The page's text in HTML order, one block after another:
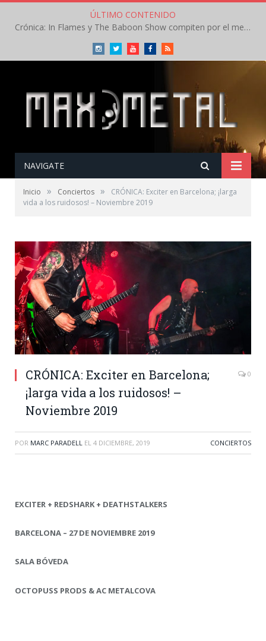
ÚLTIMO CONTENIDO
Crónica: In Flames y The Baboon Show compiten por el mejor concierto del día en el Leyendas del Rock – Viernes – Agosto 2026
InstagramTwitterYoutubeFacebookRSS
NAVIGATE
Inicio » Conciertos »
CRÓNICA: Exciter en Barcelona; ¡larga
vida a los ruidosos! – Noviembre 2019
CRÓNICA: Exciter en Barcelona;
¡larga vida a los ruidosos! –
Noviembre 2019
0
POR MARC PARADELL EL 4 DICIEMBRE, 2019 CONCIERTOS
EXCITER + REDSHARK + DEATHSTALKERS
BARCELONA – 27 DE NOVIEMBRE 2019
SALA BÓVEDA
OCTOPUSS PRODS & AC METALCOVA